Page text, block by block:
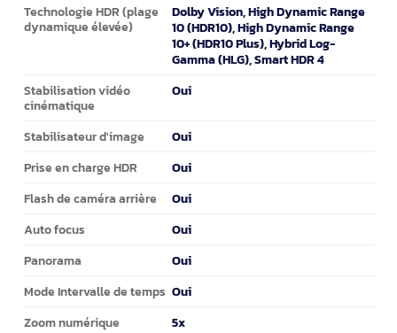
Technologie HDR (plage
dynamique élevée)
Dolby Vision, High Dynamic Range
10 (HDR10), High Dynamic Range
10+ (HDR10 Plus), Hybrid Log-
Gamma (HLG), Smart HDR 4
Stabilisation vidéo
cinématique
Oui
Stabilisateur d'image Oui
Prise en charge HDR Oui
Flash de caméra arrière Oui
Auto focus Oui
Panorama Oui
Mode Intervalle de temps Oui
Zoom numérique 5x